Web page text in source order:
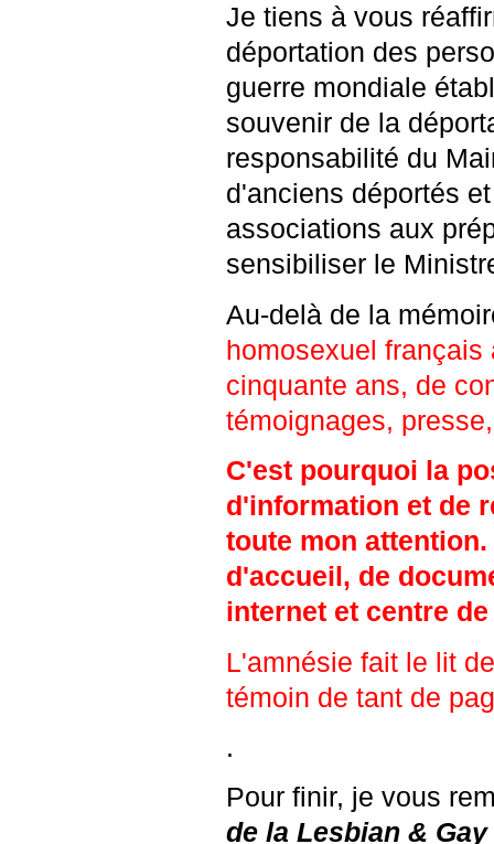
Je tiens à vous
déportation des
guerre mondiale
souvenir de la
responsabilité du
d'anciens déportés
associations aux
sensibiliser le
Au-delà de la
homosexuel
cinquante ans, de
témoignages,
C'est pourquoi la
d'information et de
toute mon
d'accueil, de
internet et centre
L'amnésie fait le lit
témoin de tant de
.
Pour finir, je vous
de la Lesbian &